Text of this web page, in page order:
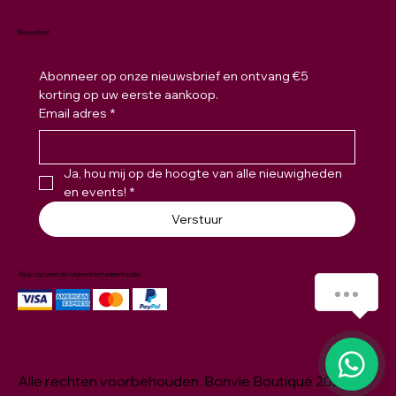
Nieuwsbrief
Abonneer op onze nieuwsbrief en ontvang €5
korting op uw eerste aankoop.
Email adres *
Ja, hou mij op de hoogte van alle nieuwigheden
en events! *
Verstuur
Wij accepteren de volgende betaalmethoden
Alle rechten voorbehouden. Bonvie Boutique 2026 ©
1